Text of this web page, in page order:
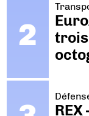
REX